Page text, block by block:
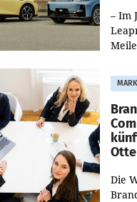
– Im
aus,
Die